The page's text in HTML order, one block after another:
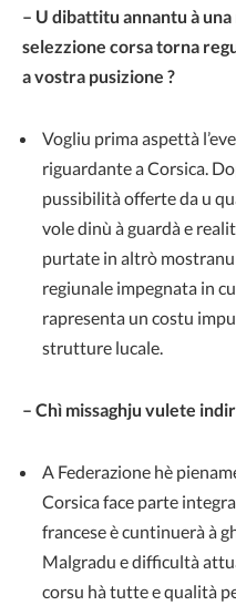
– U dibattitu annantu à
selezzione corsa torna
a vostra pusizione ?
Vogliu prima aspettà
riguardante a Corsica.
pussibilità offerte da u
vole dinù à guardà e
purtate in altrò mostranu
regiunale impegnata in
rapresenta un costu
strutture lucale.
– Chì missaghju vulete
A Federazione hè
Corsica face parte
francese è cuntinuerà à
Malgradu e difficultà
corsu hà tutte e qualità